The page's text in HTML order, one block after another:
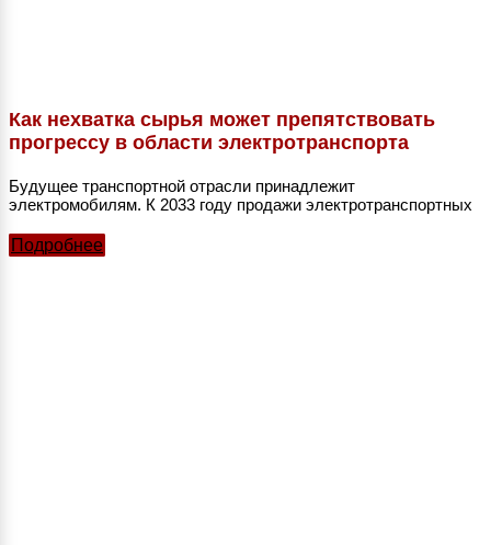
Как нехватка сырья может препятствовать
прогрессу в области электротранспорта
Будущее транспортной отрасли принадлежит
электромобилям. К 2033 году продажи электротранспортных
Подробнее